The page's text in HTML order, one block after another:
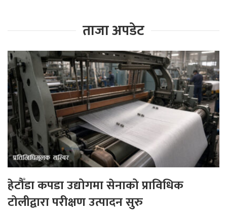
ताजा अपडेट
हेटौँडा कपडा उद्योगमा सेनाको प्राविधिक
टोलीद्वारा परीक्षण उत्पादन सुरु